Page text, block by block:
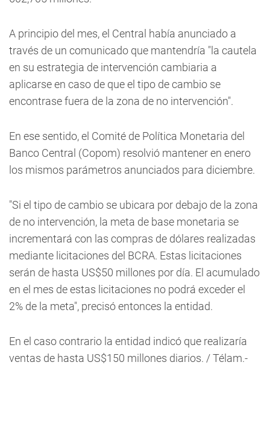
A principio del mes, el Central había anunciado a
través de un comunicado que mantendría "la cautela
en su estrategia de intervención cambiaria a
aplicarse en caso de que el tipo de cambio se
encontrase fuera de la zona de no intervención".
En ese sentido, el Comité de Política Monetaria del
Banco Central (Copom) resolvió mantener en enero
los mismos parámetros anunciados para diciembre.
"Si el tipo de cambio se ubicara por debajo de la zona
de no intervención, la meta de base monetaria se
incrementará con las compras de dólares realizadas
mediante licitaciones del BCRA. Estas licitaciones
serán de hasta US$50 millones por día. El acumulado
en el mes de estas licitaciones no podrá exceder el
2% de la meta", precisó entonces la entidad.
En el caso contrario la entidad indicó que realizaría
ventas de hasta US$150 millones diarios. / Télam.-